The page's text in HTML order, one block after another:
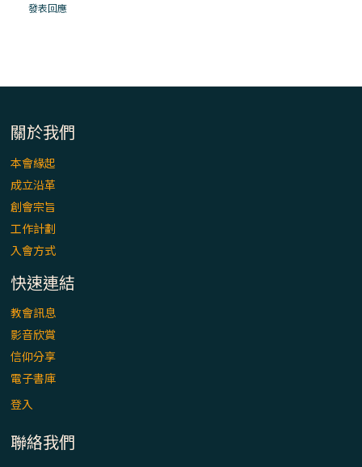
(2)黃敏正主教帶你做【將臨期避靜】—
發表回應
關於我們
本會緣起
成立沿革
創會宗旨
工作計劃
入會方式
快速連結
教會訊息
影音欣賞
信仰分享
電子書庫
登入
聯絡我們